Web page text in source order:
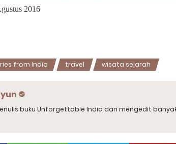
2016
from India travel wisata sejarah
buku Unforgettable India dan mengedit